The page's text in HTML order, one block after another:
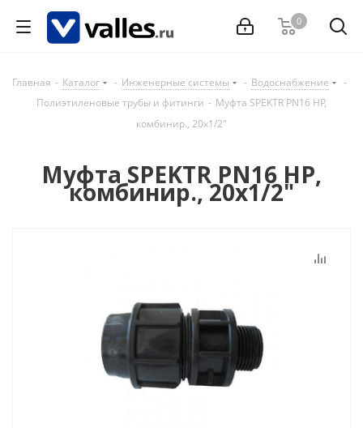
0
Главная - Каталог - Инженерные системы - Водоснабжение
-
Полиэтиленовые трубы и фитинги - Муфта SPEKTR PN16 НР,
комбинир., 20x1/2"
Муфта SPEKTR PN16 НР,
комбинир., 20x1/2"